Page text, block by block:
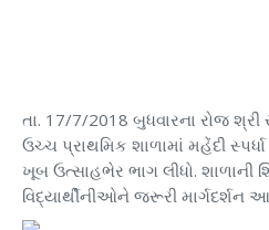
તા. 17/7/2018 બુધવારના રોજ
ઉચ્ચ પ્રાથમિક શાળામાં મહેંદી
ખૂબ ઉત્સાહભેર ભાગ લીધો. શાળાની
વિદ્યાર્થીનીઓને જરૂરી માર્ગદર્શન